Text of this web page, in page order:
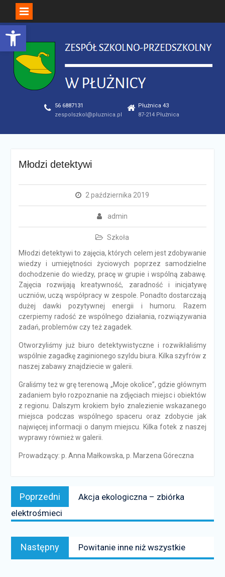
Open toolbar
Skip
to
content
56 6887131
zespolszkol@pluznica.pl
Płużnica 43
87-214 Płużnica
Młodzi detektywi
2 października 2019
admin
Szkoła
Młodzi detektywi to zajęcia, których celem jest zdobywanie
wiedzy i umiejętności życiowych poprzez samodzielne
dochodzenie do wiedzy, pracę w grupie i wspólną zabawę.
Zajęcia rozwijają kreatywność, zaradność i inicjatywę
uczniów, uczą współpracy w zespole. Ponadto dostarczają
dużej dawki pozytywnej energii i humoru. Razem
czerpiemy radość ze wspólnego działania, rozwiązywania
zadań, problemów czy też zagadek.
Otworzyliśmy już biuro detektywistyczne i rozwikłaliśmy
wspólnie zagadkę zaginionego szyldu biura. Kilka szyfrów z
naszej zabawy znajdziecie w galerii.
Graliśmy też w grę terenową „Moje okolice”, gdzie głównym
zadaniem było rozpoznanie na zdjęciach miejsc i obiektów
z regionu. Dalszym krokiem było znalezienie wskazanego
miejsca podczas wspólnego spaceru oraz zdobycie jak
najwięcej informacji o danym miejscu. Kilka fotek z naszej
wyprawy również w galerii.
Prowadzący: p. Anna Małkowska, p. Marzena Góreczna
Nawigacja
wpisu
Poprzedni
news:
Akcja ekologiczna – zbiórka
elektrośmieci
Następny
news:
Powitanie inne niż wszystkie